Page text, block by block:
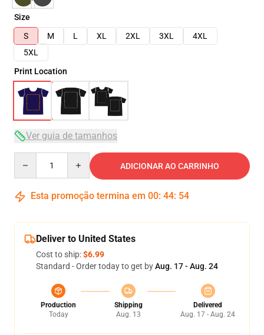
Size
S
M L XL 2XL 3XL
4XL
5XL
Print Location
Ver guia de tamanhos
ADICIONAR AO CARRINHO
Esta promoção termina em 00: 44: 53
Deliver to United States
Cost to ship:$6.99
Standard - Order today to get byAug. 17 - Aug. 24
Production
Today
Shipping
Aug. 13
Delivered
Aug. 17 - Aug. 24